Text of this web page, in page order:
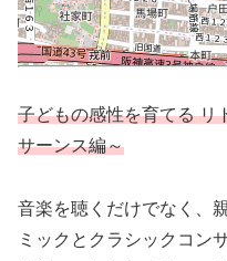
子どもの感性を育てる リ
サーンス編～
音楽を聴くだけでなく、
ミックとクラシックコン